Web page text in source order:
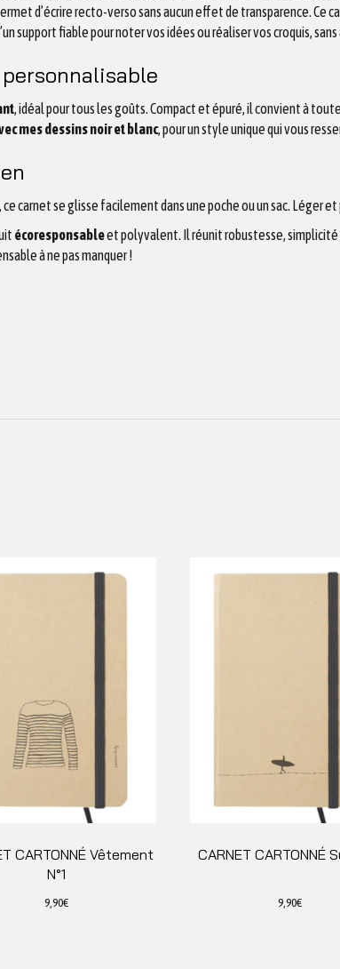
d’écrire recto-verso sans aucun effet de transparence. Ce
support fiable pour noter vos idées ou réaliser vos croquis, sans
, idéal pour tous les goûts. Compact et épuré, il convient à
mes dessins noir et blanc, pour un style unique qui vous
, ce carnet se glisse facilement dans une poche ou un sac. Léger
écoresponsableet polyvalent. Il réunit robustesse,
à ne pas manquer !
CARTONNÉ Vêtement
N°1
9,90€
CARNET CARTONNÉ
9,90€